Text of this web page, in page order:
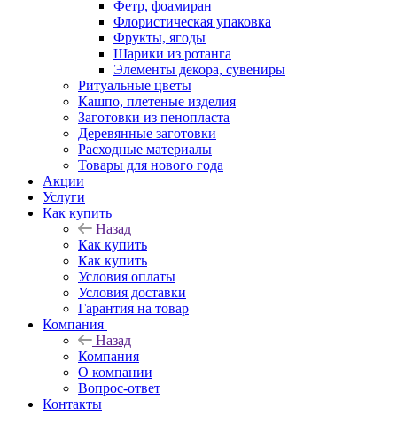
Фетр, фоамиран
Флористическая упаковка
Фрукты, ягоды
Шарики из ротанга
Элементы декора, сувениры
Ритуальные цветы
Кашпо, плетеные изделия
Заготовки из пенопласта
Деревянные заготовки
Расходные материалы
Товары для нового года
Акции
Услуги
Как купить
Назад
Как купить
Как купить
Условия оплаты
Условия доставки
Гарантия на товар
Компания
Назад
Компания
О компании
Вопрос-ответ
Контакты